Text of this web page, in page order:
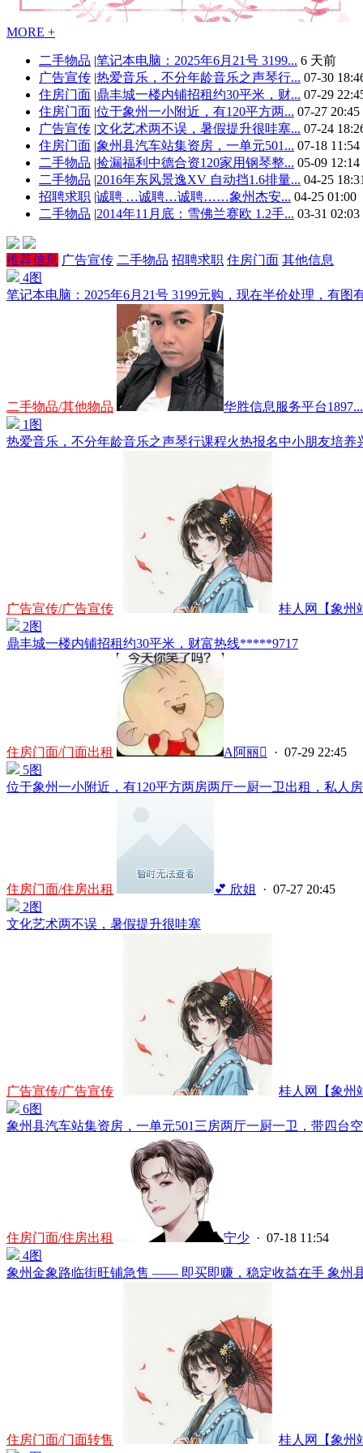
MORE +
二手物品 |笔记本电脑：2025年6月21号 3199... 6 天前
广告宣传 |热爱音乐，不分年龄音乐之声琴行... 07-30
住房门面 |鼎丰城一楼内铺招租约30平米，财... 07-29
住房门面 |位于象州一小附近，有120平方两... 07-27 20:45
广告宣传 |文化艺术两不误，暑假提升很哇塞... 07-24
住房门面 |象州县汽车站集资房，一单元501... 07-18 11:54
二手物品 |捡漏福利中德合资120家用钢琴整... 05-09 12:14
二手物品 |2016年东风景逸XV 自动挡1.6排量... 04-25 18:31
招聘求职 |诚聘 …诚聘…诚聘……象州杰安... 04-25 01:00
二手物品 |2014年11月底：雪佛兰赛欧 1.2手... 03-31 02:03
推荐信息 广告宣传 二手物品 招聘求职 住房门面 其他信息
4图
笔记本电脑：2025年6月21号 3199元购，现在半价处理，有图
二手物品/其他物品 华胜信息服务平台1897...
1图
热爱音乐，不分年龄音乐之声琴行课程火热报名中小朋友培养
广告宣传/广告宣传 桂人网【象州
2图
鼎丰城一楼内铺招租约30平米，财富热线*****9717
住房门面/门面出租 A阿丽
· 07-29 22:45
5图
位于象州一小附近，有120平方两房两厅一厨一卫出租，私人
住房门面/住房出租 💕 欣姐
· 07-27 20:45
2图
文化艺术两不误，暑假提升很哇塞
广告宣传/广告宣传 桂人网【象州
6图
象州县汽车站集资房，一单元501三房两厅一厨一卫，带四台
住房门面/住房出租 宁少 · 07-18 11:54
4图
象州金象路临街旺铺急售 —— 即买即赚，稳定收益在手 象州
住房门面/门面转售 桂人网【象州